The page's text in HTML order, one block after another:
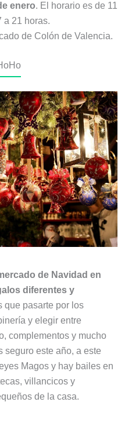
enero. El horario es de 11
a 21 horas.
de Colón de Valencia.
de Navidad en
diferentes y
que pasarte por los
y elegir entre
complementos y mucho
seguro este año, a este
Magos y hay bailes en
villancicos y
de la casa.